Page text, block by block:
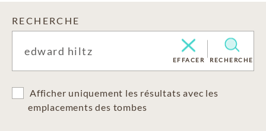
RECHERCHE
EFFACER RECHERCHE
Afficher uniquement les résultats avec les
emplacements des tombes